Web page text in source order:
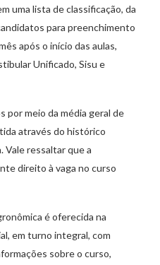
uma lista de classificação, da
para preenchimento
após o início das aulas,
Unificado, Sisu e
por meio da média geral de
através do histórico
Vale ressaltar que a
direito à vaga no curso
é oferecida na
em turno integral, com
sobre o curso,